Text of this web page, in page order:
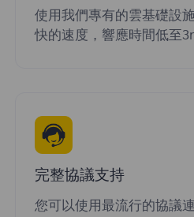
使用我們專有的雲基礎設
快的速度，響應時間低至
完整協議支持
您可以使用最流行的協議